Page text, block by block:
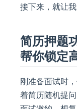
接下来，就让
简历押题
帮你锁定
刚准备面试时
着简历随机提